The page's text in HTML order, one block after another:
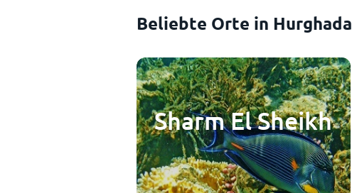
Beliebte Orte in Hurghada
Sharm El Sheikh